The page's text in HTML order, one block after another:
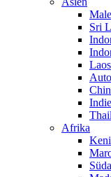
Sri
Laos
Afrika